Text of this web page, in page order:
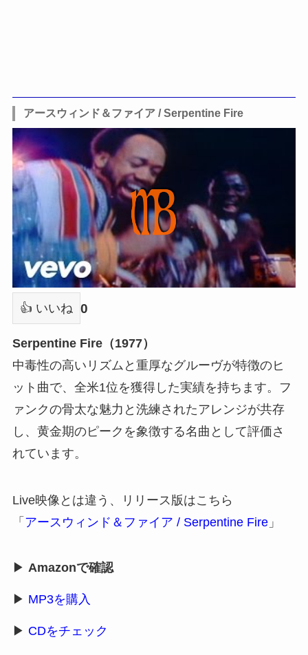
アースウィンド＆ファイア / Serpentine Fire
👍 いいね 0
Serpentine Fire（1977）
中毒性の高いリズムと重厚なグルーヴが特徴のヒ
ット曲で、全米1位を獲得した実績を持ちます。フ
ァンクの骨太な魅力と洗練されたアレンジが共存
し、黄金期のピークを象徴する名曲として評価さ
れています。
Live映像とは違う、リリース版はこちら
「 アースウィンド＆ファイア / Serpentine Fire」
▶ Amazonで確認
▶ MP3を購入
▶ CDをチェック